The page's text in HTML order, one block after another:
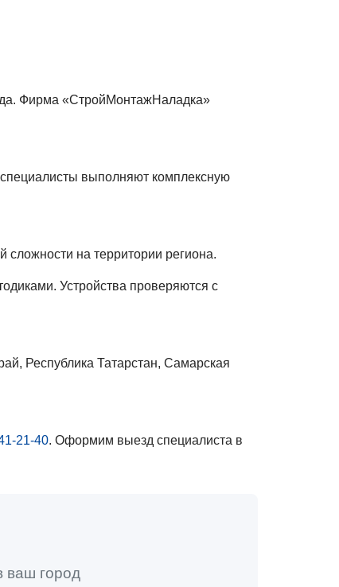
Фирма «СтройМонтажНаладка»
выполняют комплексную
на территории региона.
Устройства проверяются с
Республика Татарстан, Самарская
21-40. Оформим выезд специалиста в
ваш город